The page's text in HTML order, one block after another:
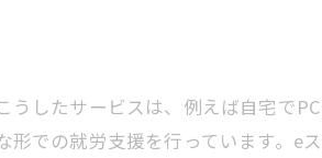
したサービスは、例えば自宅で
での就労支援を行っています。e